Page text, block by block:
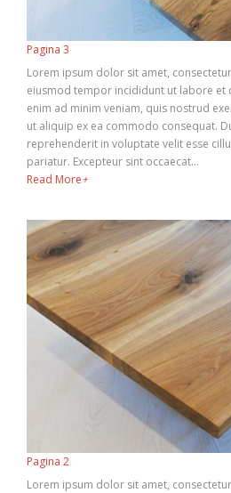
Pagina 3
Lorem ipsum dolor sit amet,
eiusmod tempor incididunt ut labore et
enim ad minim veniam, quis nostrud
ut aliquip ex ea commodo consequat.
reprehenderit in voluptate velit esse
pariatur. Excepteur sint occaecat…
Read More+
Pagina 2
Lorem ipsum dolor sit amet,